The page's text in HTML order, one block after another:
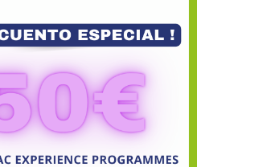
01 de febrero de 2025